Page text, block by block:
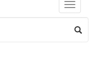
Toggle